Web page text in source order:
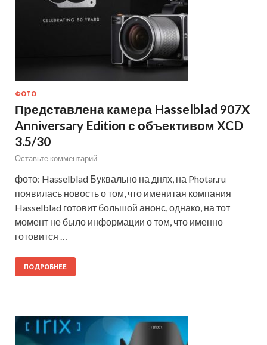
ФОТО
Представлена камера Hasselblad 907X
Anniversary Edition с объективом XCD
3.5/30
Оставьте комментарий
фото: Hasselblad Буквально на днях, на Photar.ru
появилась новость о том, что именитая компания
Hasselblad готовит большой анонс, однако, на тот
момент не было информации о том, что именно
готовится …
ПОДРОБНЕЕ